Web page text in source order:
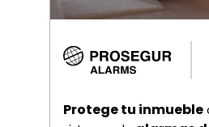
Protege tu inmueble